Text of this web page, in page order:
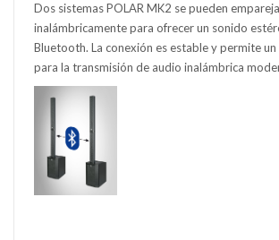
Dos sistemas POLAR MK2 se pueden
inalámbricamente para ofrecer un sonido
Bluetooth. La conexión es estable y permite
para la transmisión de audio inalámbrica